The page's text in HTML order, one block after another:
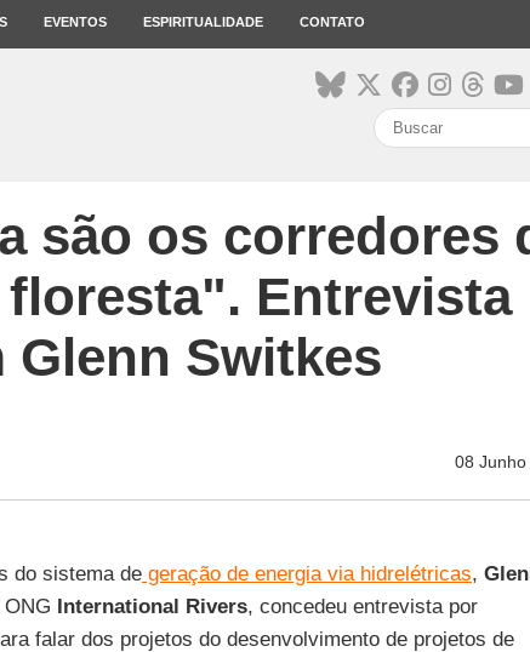
EVENTOS ESPIRITUALIDADE CONTATO
são os corredores
Entrevista
Glenn Switkes
08 Junho
do sistema degeração de energia via hidrelétricas,
International Rivers, concedeu entrevista por
falar dos projetos do desenvolvimento de projetos de